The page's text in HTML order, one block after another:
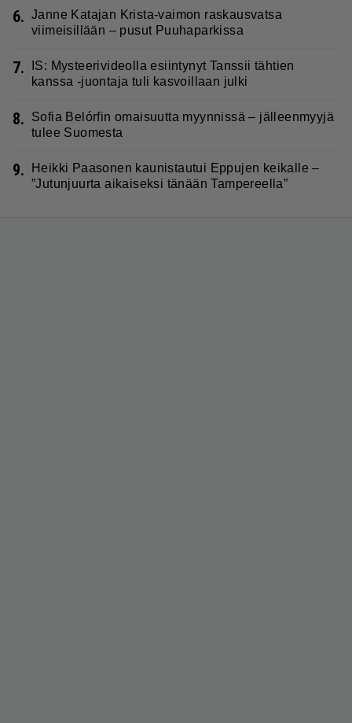
6. Janne Katajan Krista-vaimon raskausvatsa
viimeisillään – pusut Puuhaparkissa
7.
IS: Mysteerivideolla esiintynyt Tanssii tähtien
kanssa -juontaja tuli kasvoillaan julki
8.
Sofia Belórfin omaisuutta myynnissä – jälleenmyyjä
tulee Suomesta
9.
Heikki Paasonen kaunistautui Eppujen keikalle –
”Jutunjuurta aikaiseksi tänään Tampereella”